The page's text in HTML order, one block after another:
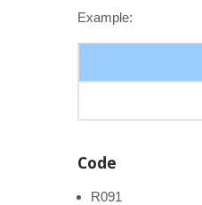
Example:
Code
R091